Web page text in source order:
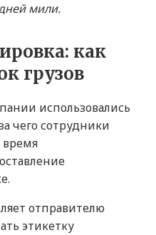
мили.
как
грузов
использовались
чего сотрудники
время
отправителю
этикетку